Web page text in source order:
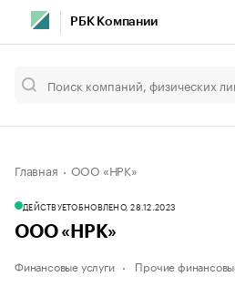
РБК Компании
Главная ООО «НРК»
ДЕЙСТВУЕТОБНОВЛЕНО, 28.12.2023
ООО «НРК»
Финансовые услуги Прочие